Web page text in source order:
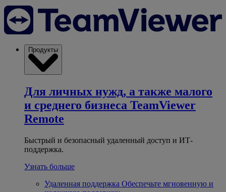
Продукты
Для личных нужд, а также малого
и среднего бизнеса TeamViewer
Remote
Быстрый и безопасный удаленный доступ и ИТ-
поддержка.
Узнать больше
Удаленная поддержка Обеспечьте мгновенную и